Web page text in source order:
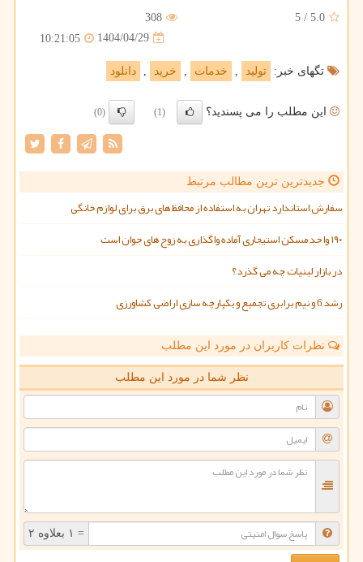
5.0
/
5
308
1404/04/29
10:21:05
تگهای خبر: تولید خدمات خرید دانلود
این مطلب را می پسندید؟ (1)
(0)
جدیدترین ترین مطالب مرتبط
سفارش استاندارد تهران به استفاده از محافظ های برق برای لوازم خانگی
۱۹۰ واحد مسکن استیجاری آماده واگذاری به زوج های جوان است
در بازار لبنیات چه می گذرد؟
رشد 6 و نیم برابری تجمیع و یکپارچه سازی اراضی کشاورزی
نظرات کاربران در مورد این مطلب
نظر شما در مورد این مطلب
= ۱ بعلاوه ۲